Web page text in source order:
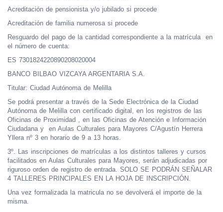
Acreditación de pensionista y/o jubilado si procede
Acreditación de familia numerosa si procede
Resguardo del pago de la cantidad correspondiente a la matrícula en
el número de cuenta:
ES 7301824220890208020004
BANCO BILBAO VIZCAYA ARGENTARIA S.A.
Titular: Ciudad Autónoma de Melilla
Se podrá presentar a través de la Sede Electrónica de la Ciudad
Autónoma de Melilla con certificado digital, en los registros de las
Oficinas de Proximidad , en las Oficinas de Atención e Información
Ciudadana y en Aulas Culturales para Mayores C/Agustín Herrera
Yllera nº 3 en horario de 9 a 13 horas.
3º. Las inscripciones de matrículas a los distintos talleres y cursos
facilitados en Aulas Culturales para Mayores, serán adjudicadas por
riguroso orden de registro de entrada. SOLO SE PODRÁN SEÑALAR
4 TALLERES PRINCIPALES EN LA HOJA DE INSCRIPCIÓN.
Una vez formalizada la matricula no se devolverá el importe de la
misma.